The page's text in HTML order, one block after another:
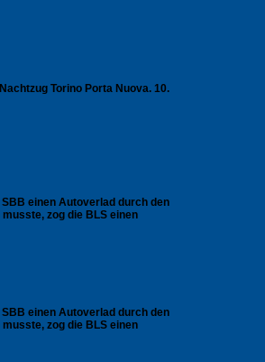
Torino Porta Nuova. 10.
einen Autoverlad durch den
zog die BLS einen
einen Autoverlad durch den
zog die BLS einen